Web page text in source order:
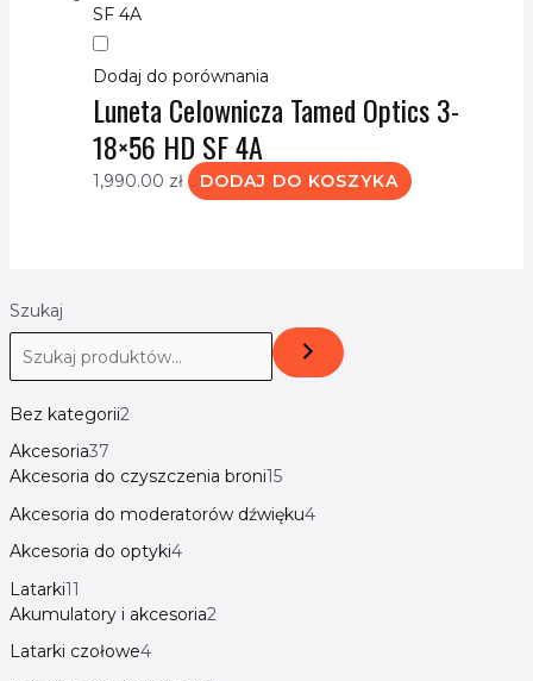
Szukaj
Bez kategorii2
Akcesoria37
Akcesoria do czyszczenia broni15
Akcesoria do moderatorów dźwięku4
Akcesoria do optyki4
Latarki11
Akumulatory i akcesoria2
Latarki czołowe4
Dodaj do porównania
Luneta Celownicza Tamed Optics 3-
18×56 HD SF 4A
1,990.00 zł DODAJ DO KOSZYKA